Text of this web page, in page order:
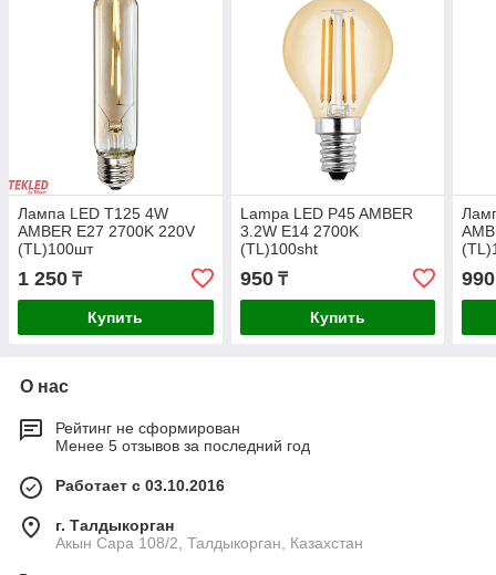
Лампа LED T125 4W
AMBER E27 2700K 220V
(TL)100шт
1 250 ₸
Купить
Lampa LED P45 AMBER
3.2W E14 2700K
(TL)100sht
950₸
Купить
990
О нас
Рейтинг не сформирован
Менее 5 отзывов за последний год
Работает с 03.10.2016
г. Талдыкорган
Акын Сара 108/2, Талдыкорган, Казахстан